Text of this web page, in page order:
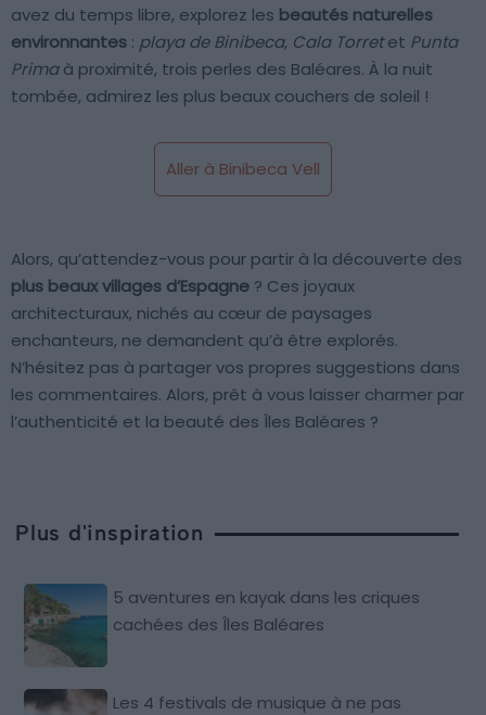
avez du temps libre, explorez les beautés naturelles
environnantes : playa de Binibeca, Cala Torretet Punta
Primaà proximité, trois perles des Baléares. À la nuit
tombée, admirez les plus beaux couchers de soleil !
Aller à Binibeca Vell
Alors, qu’attendez-vous pour partir à la découverte des
plus beaux villages d’Espagne ? Ces joyaux
architecturaux, nichés au cœur de paysages
enchanteurs, ne demandent qu’à être explorés.
N’hésitez pas à partager vos propres suggestions dans
les commentaires. Alors, prêt à vous laisser charmer par
l’authenticité et la beauté des Îles Baléares ?
Plus d'inspiration
5 aventures en kayak dans les criques
cachées des Îles Baléares
Les 4 festivals de musique à ne pas